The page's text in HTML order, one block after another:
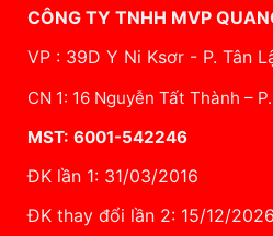
CÔNG TY TNHH MVP
VP : 39D Y Ni Ksơr - P. Tân
CN 1: 16 Nguyễn Tất Thành –
MST: 6001-542246
ĐK lần 1: 31/03/2016
ĐK thay đổi lần 2: 15/12/2026